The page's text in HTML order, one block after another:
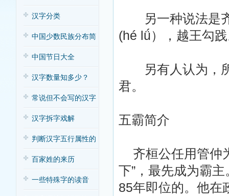
汉字分类
中国少数民族分布简
表
中国节日大全
汉字数量知多少？
常说但不会写的汉字
汉字拆字戏解
判断汉字五行属性的
方法
百家姓的来历
一些特殊字的读音
另一种说法是齐
(hé lǘ），越王勾
另有人认为，所
君。
五霸简介
齐桓公任用管仲
下”，最先成为霸
85年即位的。他在